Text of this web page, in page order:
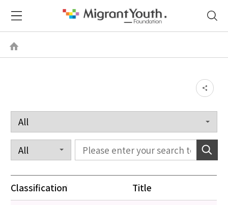
Classification Title